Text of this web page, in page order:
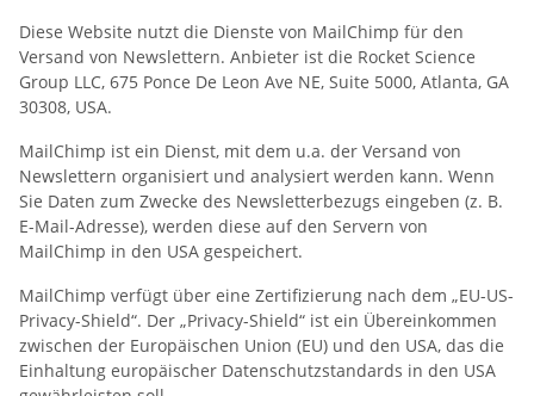
Diese Website nutzt die Dienste von MailChimp für den
Versand von Newslettern. Anbieter ist die Rocket Science
Group LLC, 675 Ponce De Leon Ave NE, Suite 5000, Atlanta, GA
30308, USA.
MailChimp ist ein Dienst, mit dem u.a. der Versand von
Newslettern organisiert und analysiert werden kann. Wenn
Sie Daten zum Zwecke des Newsletterbezugs eingeben (z. B.
E-Mail-Adresse), werden diese auf den Servern von
MailChimp in den USA gespeichert.
MailChimp verfügt über eine Zertifizierung nach dem „EU-US-
Privacy-Shield“. Der „Privacy-Shield“ ist ein Übereinkommen
zwischen der Europäischen Union (EU) und den USA, das die
Einhaltung europäischer Datenschutzstandards in den USA